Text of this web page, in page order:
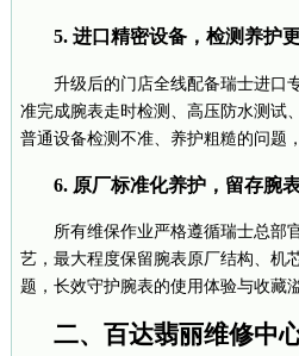
5. 进口精密设备，检测养护
升级后的门店全线配备瑞士进口
准完成腕表走时检测、高压防水测试
普通设备检测不准、养护粗糙的问题
6. 原厂标准化养护，留存腕
所有维保作业严格遵循瑞士总部
艺，最大程度保留腕表原厂结构、机
题，长效守护腕表的使用体验与收藏溢
二、百达翡丽维修中